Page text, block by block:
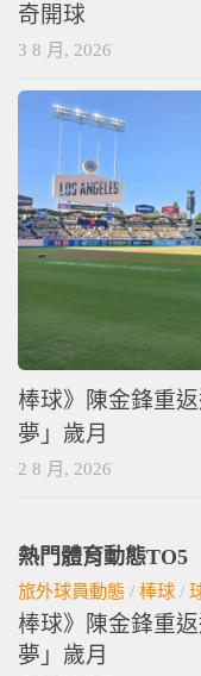
奇開球
3 8 月, 2026
棒球》陳金鋒重
夢」歲月
2 8 月, 2026
熱門體育動態TO5
旅外球員動態 / 棒球 /
棒球》陳金鋒重
夢」歲月